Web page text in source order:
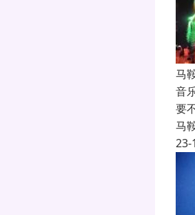
马
音
要
马
23-